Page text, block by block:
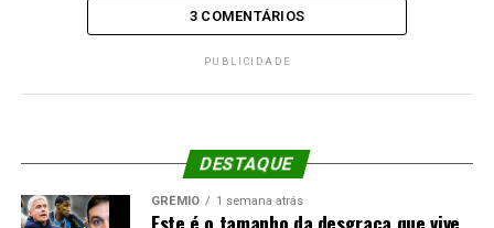
3 COMENTÁRIOS
PUBLICIDADE
DESTAQUE
GRÊMIO 1 semana atrás
Este é o tamanho da desgraça que vive